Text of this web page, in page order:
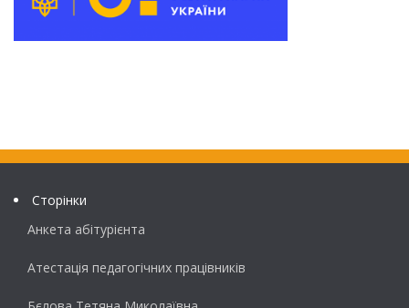
Сторінки
Анкета абітурієнта
Атестація педагогічних працівників